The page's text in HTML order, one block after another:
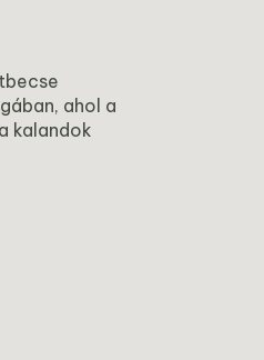
ahol a
kalandok